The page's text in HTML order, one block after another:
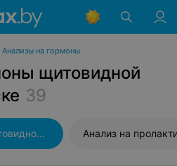
Анализы на гормоны
щитовидной
39
Анализ на гормоны щитовидной железы Анализ на